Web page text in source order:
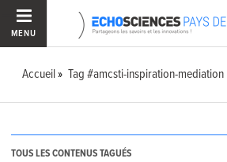
MENU
Accueil Tag #amcsti-inspiration-mediation
TOUS LES CONTENUS TAGUÉS